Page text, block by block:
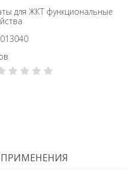
для ЖКТ функциональные